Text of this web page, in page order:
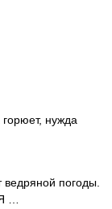
нужда
погоды.
…